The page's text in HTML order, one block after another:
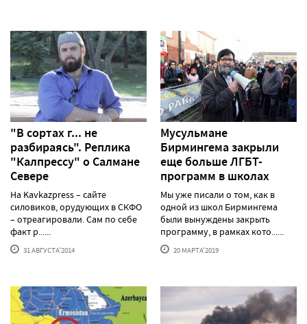
"В сортах г... не
разбираясь". Реплика
"Калпрессу" о Салмане
Севере
На Kavkazpress – сайте
силовиков, орудующих в СКФО
– отреагировали. Сам по себе
факт р......
31 АВГУСТА'2014
Мусульмане
Бирмингема закрыли
еще больше ЛГБТ-
программ в школах
Мы уже писали о том, как в
одной из школ Бирмингема
были вынуждены закрыть
программу, в рамках кото......
20 МАРТА'2019